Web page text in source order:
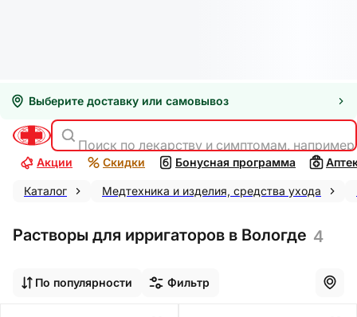
Выберите доставку или самовывоз
Поиск по лекарству и симптомам,
Акции Скидки Бонусная программа
Каталог Медтехника и изделия, средства ухода
Растворы для ирригаторов в Вологде 4
По популярности Фильтр